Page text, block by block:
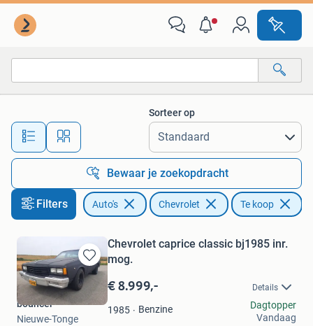
Alle afstanden…
Sorteer op
Bewaar je zoekopdracht
Filters Auto's Chevrolet Te koop
Bewaren
in
Mijn
Favorieten
Chevrolet caprice classic bj1985 inr.
mog.
€ 8.999,- Details
1985 Benzine
bouncer
Nieuwe-Tonge
Dagtopper
Vandaag
Bewaren